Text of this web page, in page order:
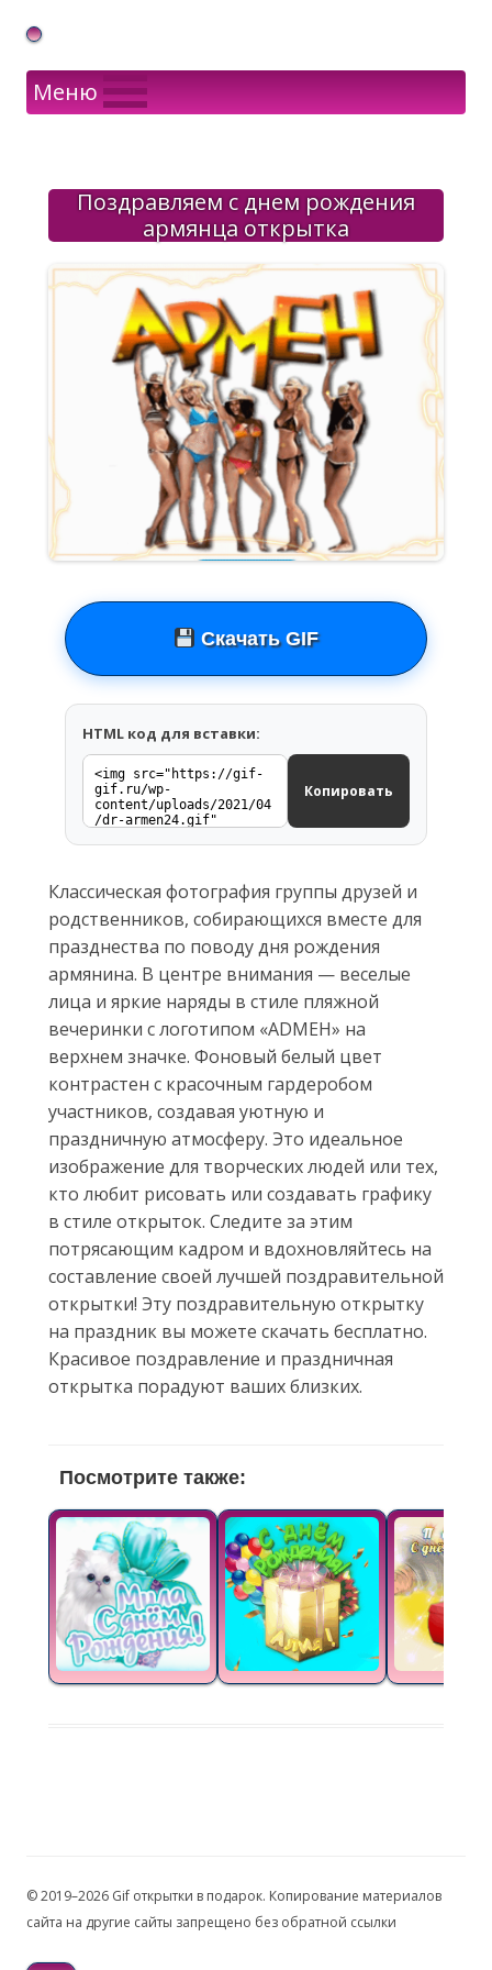
Gif Открытки в подарок
Меню
Поздравляем с днем рождения
армянца открытка
Скачать GIF
HTML код для вставки:
Копировать
Классическая фотография группы друзей и
родственников, собирающихся вместе для
празднества по поводу дня рождения
армянина. В центре внимания — веселые
лица и яркие наряды в стиле пляжной
вечеринки с логотипом «ADMEH» на
верхнем значке. Фоновый белый цвет
контрастен с красочным гардеробом
участников, создавая уютную и
праздничную атмосферу. Это идеальное
изображение для творческих людей или тех,
кто любит рисовать или создавать графику
в стиле открыток. Следите за этим
потрясающим кадром и вдохновляйтесь на
составление своей лучшей поздравительной
открытки! Эту поздравительную открытку
на праздник вы можете скачать бесплатно.
Красивое поздравление и праздничная
открытка порадуют ваших близких.
Посмотрите также:
© 2019–2026 Gif открытки в подарок. Копирование материалов
сайта на другие сайты запрещено без обратной ссылки